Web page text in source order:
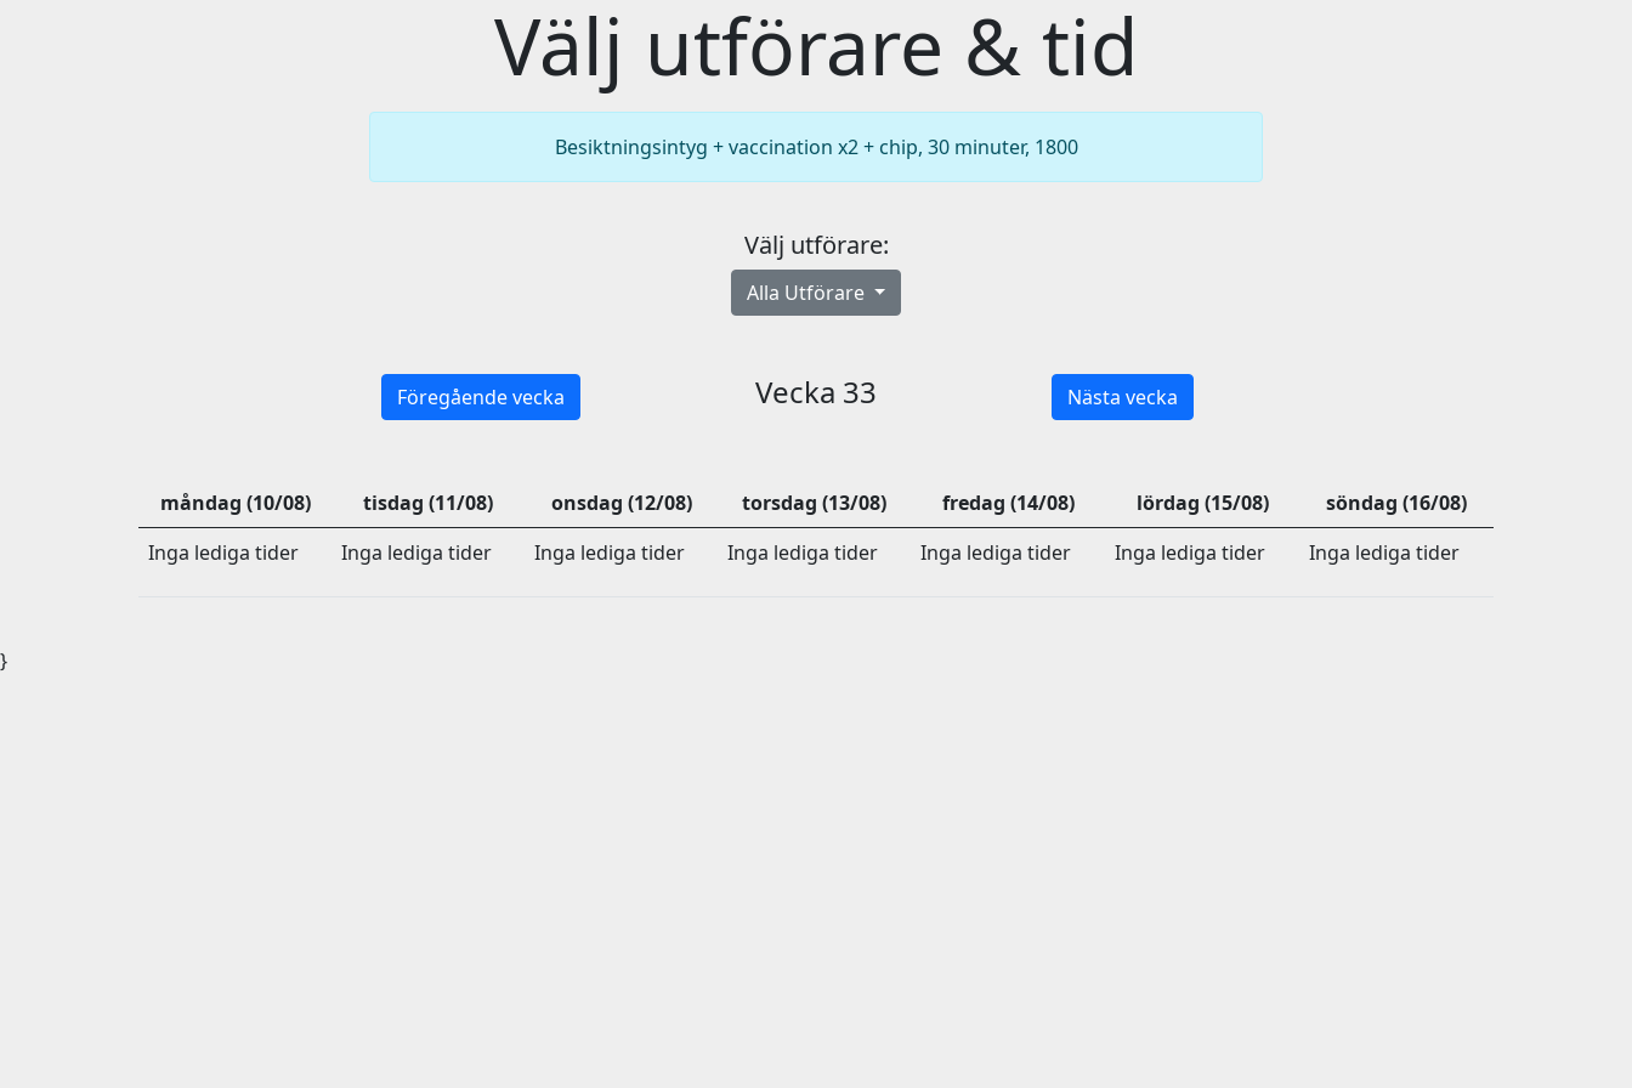
Välj utförare & tid
Besiktningsintyg + vaccination x2 + chip, 30 minuter, 1800
Välj utförare:
Alla Utförare
Föregående vecka Vecka 33 Nästa vecka
måndag (10/08) tisdag (11/08) onsdag (12/08) torsdag (13/08) fredag (14/08) lördag (15/08)
söndag (16/08)
Inga lediga tider
Inga lediga tider Inga lediga tider Inga lediga tider Inga lediga tider Inga lediga tider Inga lediga tider
}